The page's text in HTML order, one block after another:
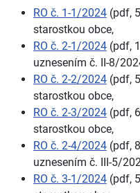
RO č. 1-1/2024 (pdf,
starostkou obce,
RO č. 2-1/2024 (pdf,
uznesením č. II-8/
RO č. 2-2/2024 (pdf,
starostkou obce,
RO č. 2-3/2024 (pdf,
starostkou obce,
RO č. 2-4/2024 (pdf,
uznesením č. III-5/
RO č. 3-1/2024 (pdf,